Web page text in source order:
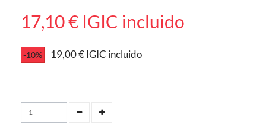
17,10 € IGIC incluido
-10% 19,00 €IGIC incluido